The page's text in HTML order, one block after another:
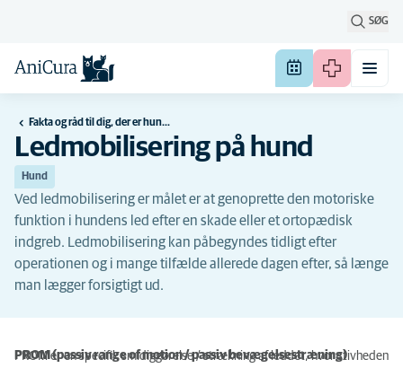
SØG
Fakta og råd til dig, der er hundeejer
Ledmobilisering på hund
Hund
Ved ledmobilisering er målet er at genoprette den motoriske
funktion i hundens led efter en skade eller et ortopædisk
indgreb. Ledmobilisering kan påbegyndes tidligt efter
operationen og i mange tilfælde allerede dagen efter, så længe
man lægger forsigtigt ud.
PROM (passiv range of motion / passiv bevægelsestræning)
PROM er en specifik smidiggørelse / strækning af leddet, hvor stivheden